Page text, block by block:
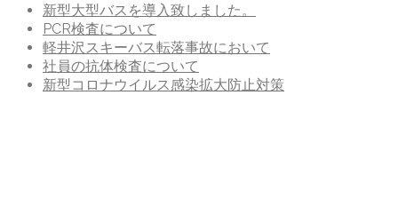
新型大型バスを導入致しました。
PCR検査について
軽井沢スキーバス転落事故において
社員の抗体検査について
新型コロナウイルス感染拡大防止対策